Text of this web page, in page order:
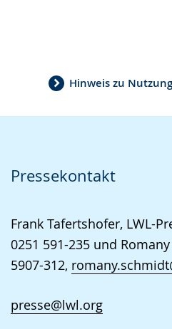
Hinweis zu
Pressekontakt
Frank Tafertshofer, LWL-
0251 591-235 und
5907-312,
presse@lwl.org